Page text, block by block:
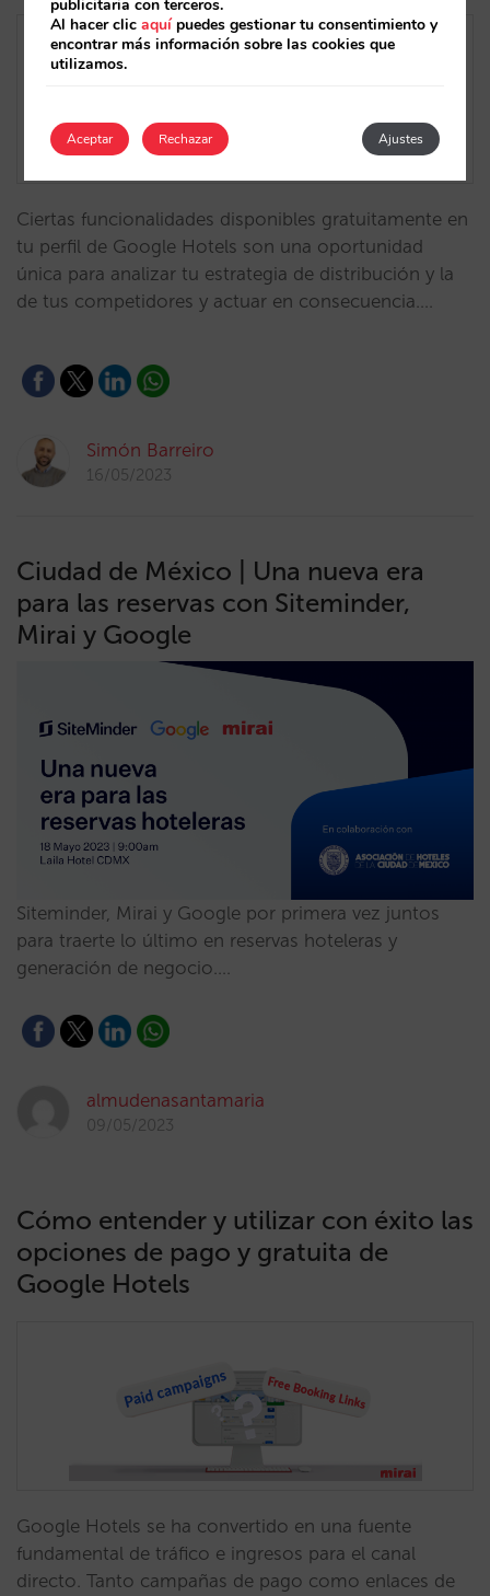
Ciertas funcionalidades disponibles gratuitamente en
tu perfil de Google Hotels son una oportunidad
única para analizar tu estrategia de distribución y la
de tus competidores y actuar en consecuencia.…
Simón Barreiro
16/05/2023
Ciudad de México | Una nueva era
para las reservas con Siteminder,
Mirai y Google
Siteminder, Mirai y Google por primera vez juntos
para traerte lo último en reservas hoteleras y
generación de negocio.…
almudenasantamaria
09/05/2023
Cómo entender y utilizar con éxito las
opciones de pago y gratuita de
Google Hotels
Google Hotels se ha convertido en una fuente
fundamental de tráfico e ingresos para el canal
directo. Tanto campañas de pago como enlaces de
publicitaria con terceros.
Al hacer clicaquípuedes gestionar tu consentimiento y
encontrar más información sobre las cookies que
utilizamos.
Aceptar Ajustes
Rechazar